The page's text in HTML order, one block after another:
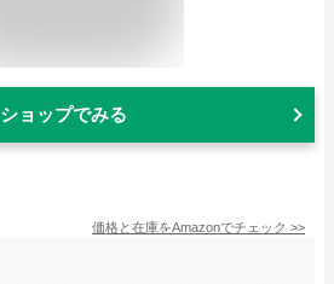
ショップでみる
価格と在庫をAmazonでチェック >>